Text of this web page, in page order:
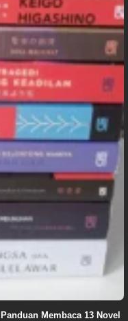
Membaca 13 Novel